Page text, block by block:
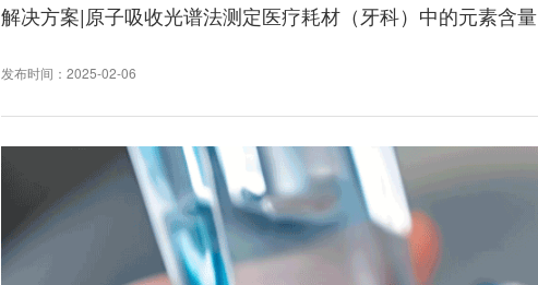
解决方案|原子吸收光谱法测定医疗耗材（牙科）中的元素含量
发布时间：2025-02-06